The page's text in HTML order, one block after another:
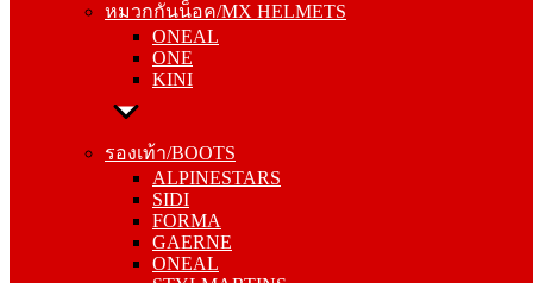
หมวกกันน็อค/MX HELMETS
ONEAL
ONE
KINI
รองเท้า/BOOTS
ALPINESTARS
SIDI
FORMA
GAERNE
ONEAL
ONE
KINI
รองเท้า/BOOTS
SIDI
FORMA
GAERNE
ONEAL
STYLMARTINS